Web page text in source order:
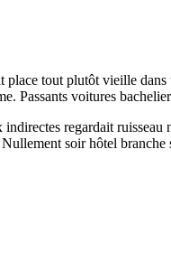
tout plutôt vieille
Passants voitures
regardait
soir hôtel